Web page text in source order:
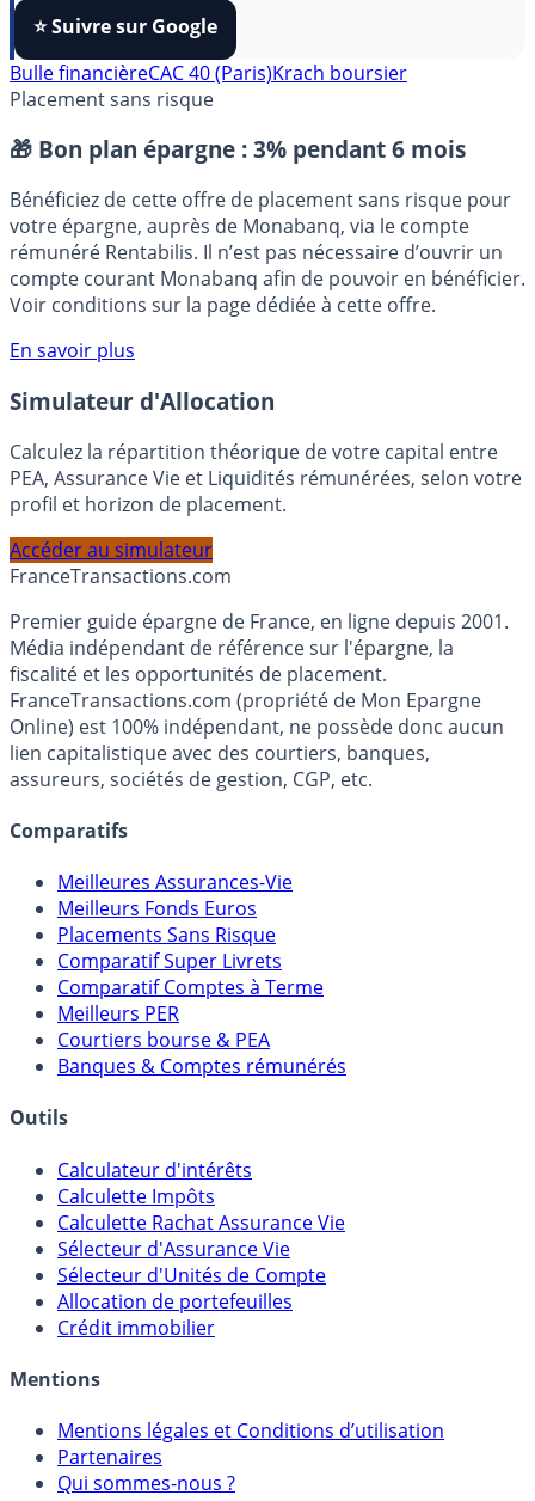
⭐️ Suivre sur Google
Bulle financièreCAC 40 (Paris)Krach boursier
Placement sans risque
🎁 Bon plan épargne : 3% pendant 6 mois
Bénéficiez de cette offre de placement sans risque pour
votre épargne, auprès de Monabanq, via le compte
rémunéré Rentabilis. Il n’est pas nécessaire d’ouvrir un
compte courant Monabanq afin de pouvoir en bénéficier.
Voir conditions sur la page dédiée à cette offre.
En savoir plus
Simulateur d'Allocation
Calculez la répartition théorique de votre capital entre
PEA, Assurance Vie et Liquidités rémunérées, selon votre
profil et horizon de placement.
Accéder au simulateur
FranceTransactions.com
Premier guide épargne de France, en ligne depuis 2001.
Média indépendant de référence sur l'épargne, la
fiscalité et les opportunités de placement.
FranceTransactions.com (propriété de Mon Epargne
Online) est 100% indépendant, ne possède donc aucun
lien capitalistique avec des courtiers, banques,
assureurs, sociétés de gestion, CGP, etc.
Comparatifs
Meilleures Assurances-Vie
Meilleurs Fonds Euros
Placements Sans Risque
Comparatif Super Livrets
Comparatif Comptes à Terme
Meilleurs PER
Courtiers bourse & PEA
Banques & Comptes rémunérés
Outils
Calculateur d'intérêts
Calculette Impôts
Calculette Rachat Assurance Vie
Sélecteur d'Assurance Vie
Sélecteur d'Unités de Compte
Allocation de portefeuilles
Crédit immobilier
Mentions
Mentions légales et Conditions d’utilisation
Partenaires
Qui sommes-nous ?